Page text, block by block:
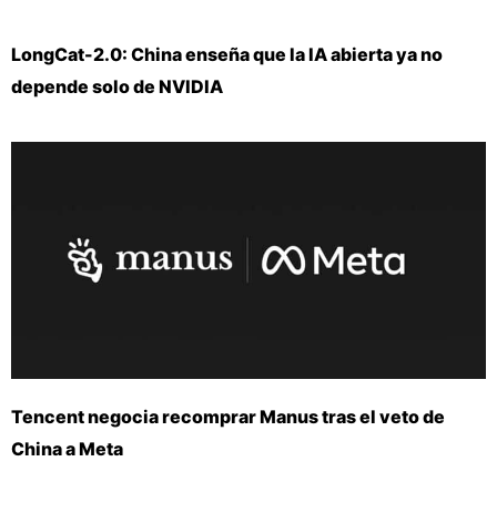
LongCat-2.0: China enseña que la IA abierta ya no
depende solo de NVIDIA
Tencent negocia recomprar Manus tras el veto de
China a Meta